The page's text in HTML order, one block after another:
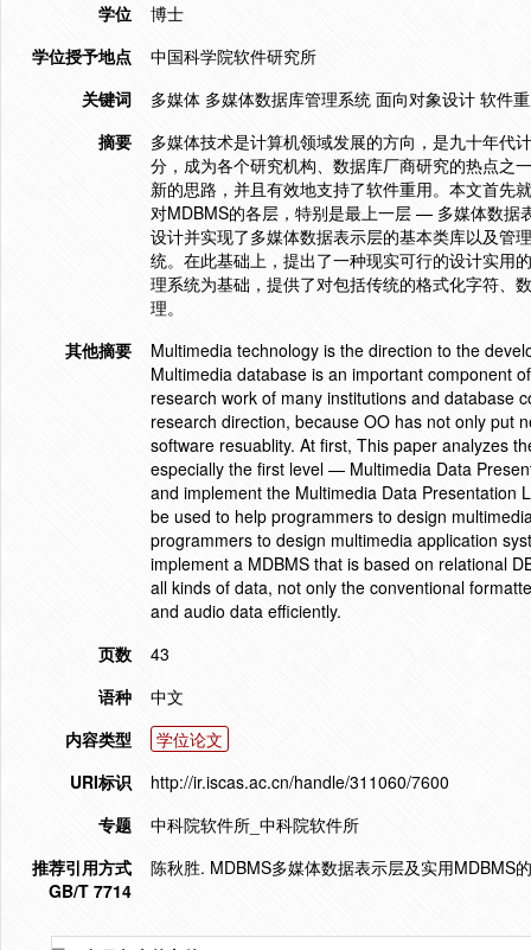
学位
博士
学位授予地点
中国科学院软件研究所
关键词
多媒体 多媒体数据库管理系统 面向对象设计 软件
摘要
多媒体技术是计算机领域发展的方向，是九十年代
分，成为各个研究机构、数据库厂商研究的热点之
新的思路，并且有效地支持了软件重用。本文首先
对MDBMS的各层，特别是最上一层 — 多媒体数据
设计并实现了多媒体数据表示层的基本类库以及管
统。在此基础上，提出了一种现实可行的设计实
理系统为基础，提供了对包括传统的格式化字符、
理。
其他摘要
Multimedia technology is the direction to the
Multimedia database is an important component
research work of many institutions and database
research direction, because OO has not only put
software resuablity. At first, This paper analyzes
especially the first level — Multimedia Data
and implement the Multimedia Data Presentation
be used to help programmers to design
programmers to design multimedia application
implement a MDBMS that is based on relational
all kinds of data, not only the conventional
and audio data efficiently.
页数
43
语种
中文
内容类型
学位论文
URI标识
http://ir.iscas.ac.cn/handle/311060/7600
专题
中科院软件所_中科院软件所
推荐引用方式
GB/T 7714
陈秋胜. MDBMS多媒体数据表示层及实用MDBMS